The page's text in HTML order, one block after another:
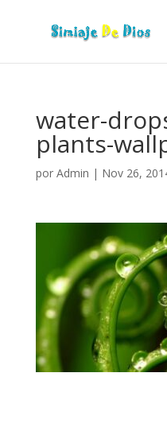
water-
plants-
por Admin | Nov 26,